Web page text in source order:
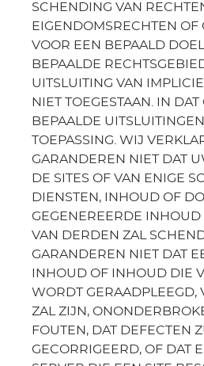
SCHENDING VAN
EIGENDOMSRECHTEN OF
VOOR EEN BEPAALD
BEPAALDE
UITSLUITING VAN
NIET TOEGESTAAN. IN DAT
BEPAALDE
TOEPASSING. WIJ
GARANDEREN NIET DAT
DE SITES OF VAN ENIGE
DIENSTEN, INHOUD OF
GEGENEREERDE INHOUD
VAN DERDEN ZAL
GARANDEREN NIET DAT
INHOUD OF INHOUD DIE
WORDT GERAADPLEEGD,
ZAL ZIJN,
FOUTEN, DAT DEFECTEN
GECORRIGEERD, OF DAT